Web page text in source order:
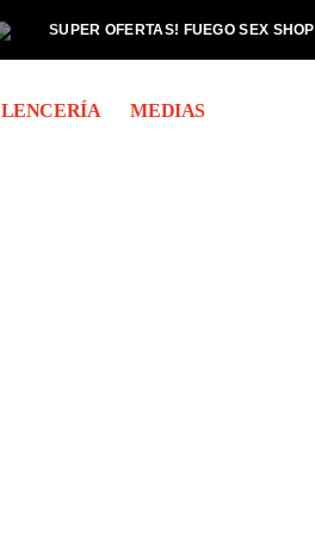
SUPER OFERTAS! FUEGO SEX SHOP
LENCERÍA MEDIAS